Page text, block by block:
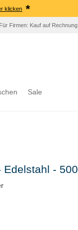
klicken *
Für Firmen: Kauf auf Rechnung
Sale
-